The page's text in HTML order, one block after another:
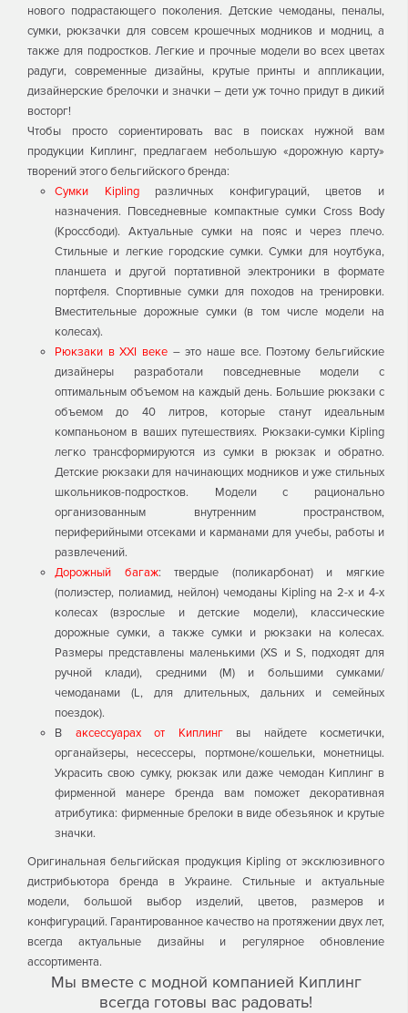
нового подрастающего поколения. Детские чемоданы, пеналы,
сумки, рюкзачки для совсем крошечных модников и модниц, а
также для подростков. Легкие и прочные модели во всех цветах
радуги, современные дизайны, крутые принты и аппликации,
дизайнерские брелочки и значки – дети уж точно придут в дикий
восторг!
Чтобы просто сориентировать вас в поисках нужной вам
продукции Киплинг, предлагаем небольшую «дорожную карту»
творений этого бельгийского бренда:
Сумки Kiplingразличных конфигураций, цветов и
назначения. Повседневные компактные сумки Cross Body
(Кроссбоди). Актуальные сумки на пояс и через плечо.
Стильные и легкие городские сумки. Сумки для ноутбука,
планшета и другой портативной электроники в формате
портфеля. Спортивные сумки для походов на тренировки.
Вместительные дорожные сумки (в том числе модели на
колесах).
Рюкзаки в ХXI веке – это наше все. Поэтому бельгийские
дизайнеры разработали повседневные модели с
оптимальным объемом на каждый день. Большие рюкзаки с
объемом до 40 литров, которые станут идеальным
компаньоном в ваших путешествиях. Рюкзаки-сумки Kipling
легко трансформируются из сумки в рюкзак и обратно.
Детские рюкзаки для начинающих модников и уже стильных
школьников-подростков. Модели с рационально
организованным внутренним пространством,
периферийными отсеками и карманами для учебы, работы и
развлечений.
Дорожный багаж: твердые (поликарбонат) и мягкие
(полиэстер, полиамид, нейлон) чемоданы Kipling на 2-х и 4-х
колесах (взрослые и детские модели), классические
дорожные сумки, а также сумки и рюкзаки на колесах.
Размеры представлены маленькими (XS и S, подходят для
ручной клади), средними (М) и большими сумками/
чемоданами (L, для длительных, дальних и семейных
поездок).
В аксессуарах от Киплингвы найдете косметички,
органайзеры, несессеры, портмоне/кошельки, монетницы.
Украсить свою сумку, рюкзак или даже чемодан Киплинг в
фирменной манере бренда вам поможет декоративная
атрибутика: фирменные брелоки в виде обезьянок и крутые
значки.
Оригинальная бельгийская продукция Kipling от эксклюзивного
дистрибьютора бренда в Украине. Стильные и актуальные
модели, большой выбор изделий, цветов, размеров и
конфигураций. Гарантированное качество на протяжении двух лет,
всегда актуальные дизайны и регулярное обновление
ассортимента.
Мы вместе с модной компанией Киплинг
всегда готовы вас радовать!